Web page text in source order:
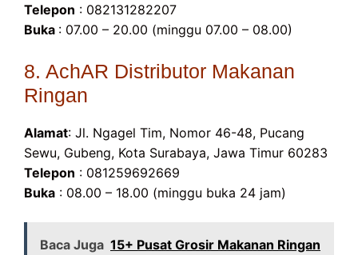
Telepon : 082131282207
Buka : 07.00 – 20.00 (minggu 07.00 – 08.00)
8. AchAR Distributor Makanan
Ringan
Alamat: Jl. Ngagel Tim, Nomor 46-48, Pucang
Sewu, Gubeng, Kota Surabaya, Jawa Timur 60283
Telepon : 081259692669
Buka : 08.00 – 18.00 (minggu buka 24 jam)
Baca Juga 15+ Pusat Grosir Makanan Ringan